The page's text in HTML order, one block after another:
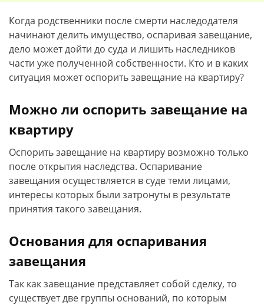
Когда родственники после смерти наследодателя
начинают делить имущество, оспаривая завещание,
дело может дойти до суда и лишить наследников
части уже полученной собственности. Кто и в каких
ситуация может оспорить завещание на квартиру?
Можно ли оспорить завещание на
квартиру
Оспорить завещание на квартиру возможно только
после открытия наследства. Оспаривание
завещания осуществляется в суде теми лицами,
интересы которых были затронуты в результате
принятия такого завещания.
Основания для оспаривания
завещания
Так как завещание представляет собой сделку, то
существует две группы оснований, по которым